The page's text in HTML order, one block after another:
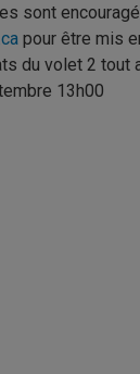
sont
pour être mis
du volet 2 tout
13h00